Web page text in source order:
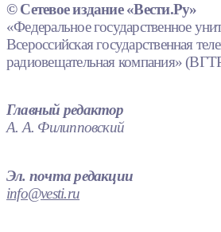
© Сетевое издание «Вести.Ру»
«Федеральное государственное
Всероссийская государственная
радиовещательная компания»
Главный редактор
А. А. Филипповский
Эл. почта редакции
info@vesti.ru